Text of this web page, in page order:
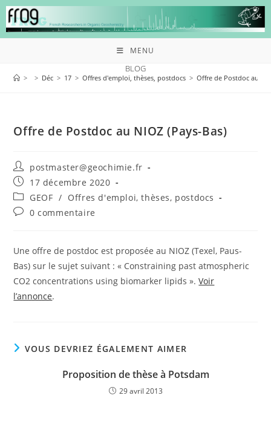
MENU
BLOG
> > Déc > 17 > Offres d'emploi, thèses, postdocs > Offre de Postdoc au
Offre de Postdoc au NIOZ (Pays-Bas)
postmaster@geochimie.fr
17 décembre 2020
GEOF / Offres d'emploi, thèses, postdocs
0 commentaire
Une offre de postdoc est proposée au NIOZ (Texel, Paus-
Bas) sur le sujet suivant : « Constraining past atmospheric
CO2 concentrations using biomarker lipids ».Voir
l’annonce.
VOUS DEVRIEZ ÉGALEMENT AIMER
Proposition de thèse à Potsdam
29 avril 2013